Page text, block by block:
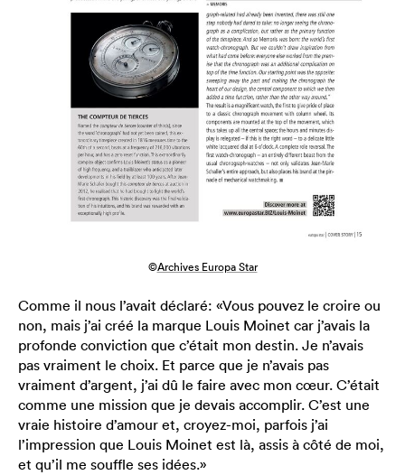
©Archives Europa Star
Comme il nous l’avait déclaré: «Vous pouvez le croire ou
non, mais j’ai créé la marque Louis Moinet car j’avais la
profonde conviction que c’était mon destin. Je n’avais
pas vraiment le choix. Et parce que je n’avais pas
vraiment d’argent, j’ai dû le faire avec mon cœur. C’était
comme une mission que je devais accomplir. C’est une
vraie histoire d’amour et, croyez-moi, parfois j’ai
l’impression que Louis Moinet est là, assis à côté de moi,
et qu’il me souffle ses idées.»